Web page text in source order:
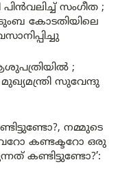
സംഗീത ;
കോടതിയിലെ
;
സുവേന്ദു
നമ്മുടെ
കണ്ടക്ടറോ ഒരു
കണ്ടിട്ടുണ്ടോ?’: